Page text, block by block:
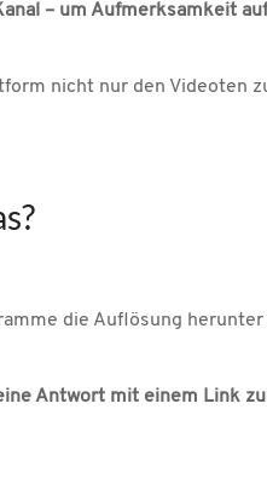
– um Aufmerksamkeit
nicht nur den Videoten
die Auflösung
Antwort mit einem Link